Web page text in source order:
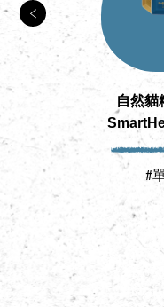
自然貓
#